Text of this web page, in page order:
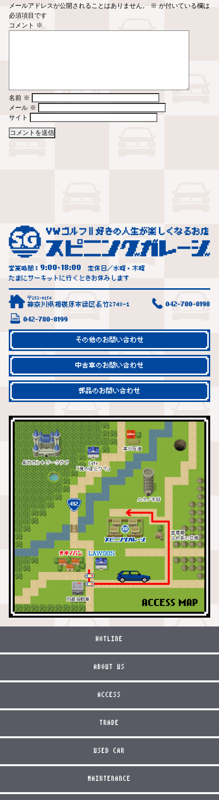
メールアドレスが公開されることはありません。 ※が付いている欄は
必須項目です
コメント ※
名前 ※
メール ※
サイト
営業時間： 9:00~18:00
定休日／水曜・木曜
たまにサーキットに行くときお休みします
〒252-0154
神奈川県相模原市緑区長竹2748-1 042-780-8198
042-780-8199
その他のお問い合わせ
中古車のお問い合わせ
部品のお問い合わせ
HOTLINE
ABOUT US
ACCESS
TRADE
USED CAR
MAINTENANCE